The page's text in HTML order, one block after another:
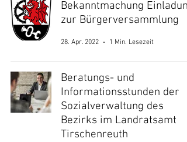
Bekanntmachung Einladung
zur Bürgerversammlung
28. Apr. 2022 1 Min. Lesezeit
Beratungs- und
Informationsstunden der
Sozialverwaltung des
Bezirks im Landratsamt
Tirschenreuth